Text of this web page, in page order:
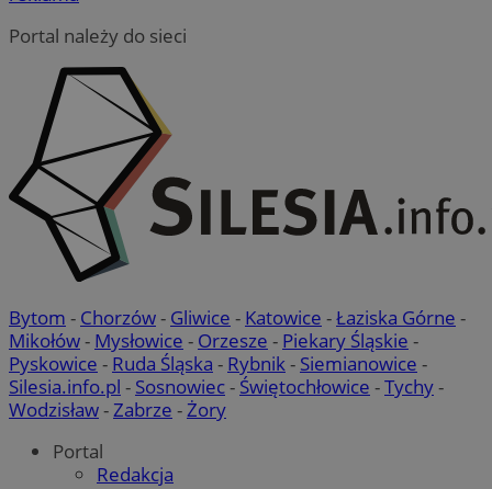
Portal należy do sieci
Bytom - Chorzów- Gliwice - Katowice -Łaziska Górne -
Mikołów- Mysłowice - Orzesze - Piekary Śląskie -
Pyskowice - Ruda Śląska - Rybnik - Siemianowice -
Silesia.info.pl - Sosnowiec- Świętochłowice -Tychy-
Wodzisław- Zabrze - Żory
Portal
Redakcja